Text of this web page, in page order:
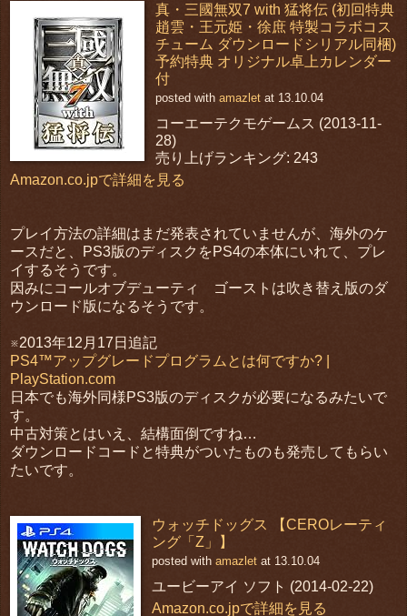
真・三國無双7 with 猛将伝 (初回特典
趙雲・王元姫・徐庶 特製コラボコス
チューム ダウンロードシリアル同梱)
予約特典 オリジナル卓上カレンダー
付
posted with amazlet at 13.10.04
コーエーテクモゲームス (2013-11-
28)
売り上げランキング: 243
Amazon.co.jpで詳細を見る
プレイ方法の詳細はまだ発表されていませんが、海外のケ
ースだと、PS3版のディスクをPS4の本体にいれて、プレ
イするそうです。
因みにコールオブデューティ ゴーストは吹き替え版のダ
ウンロード版になるそうです。
※2013年12月17日追記
PS4™アップグレードプログラムとは何ですか? |
PlayStation.com
日本でも海外同様PS3版のディスクが必要になるみたいで
す。
中古対策とはいえ、結構面倒ですね…
ダウンロードコードと特典がついたものも発売してもらい
たいです。
ウォッチドッグス 【CEROレーティ
ング「Z」】
posted with amazlet at 13.10.04
ユービーアイ ソフト (2014-02-22)
Amazon.co.jpで詳細を見る